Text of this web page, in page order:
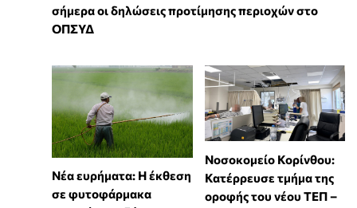
σήμερα οι δηλώσεις προτίμησης περιοχών στο
ΟΠΣΥΔ
Νέα ευρήματα: Η έκθεση
σε φυτοφάρμακα
Νοσοκομείο Κορίνθου:
Κατέρρευσε τμήμα της
οροφής του νέου ΤΕΠ –